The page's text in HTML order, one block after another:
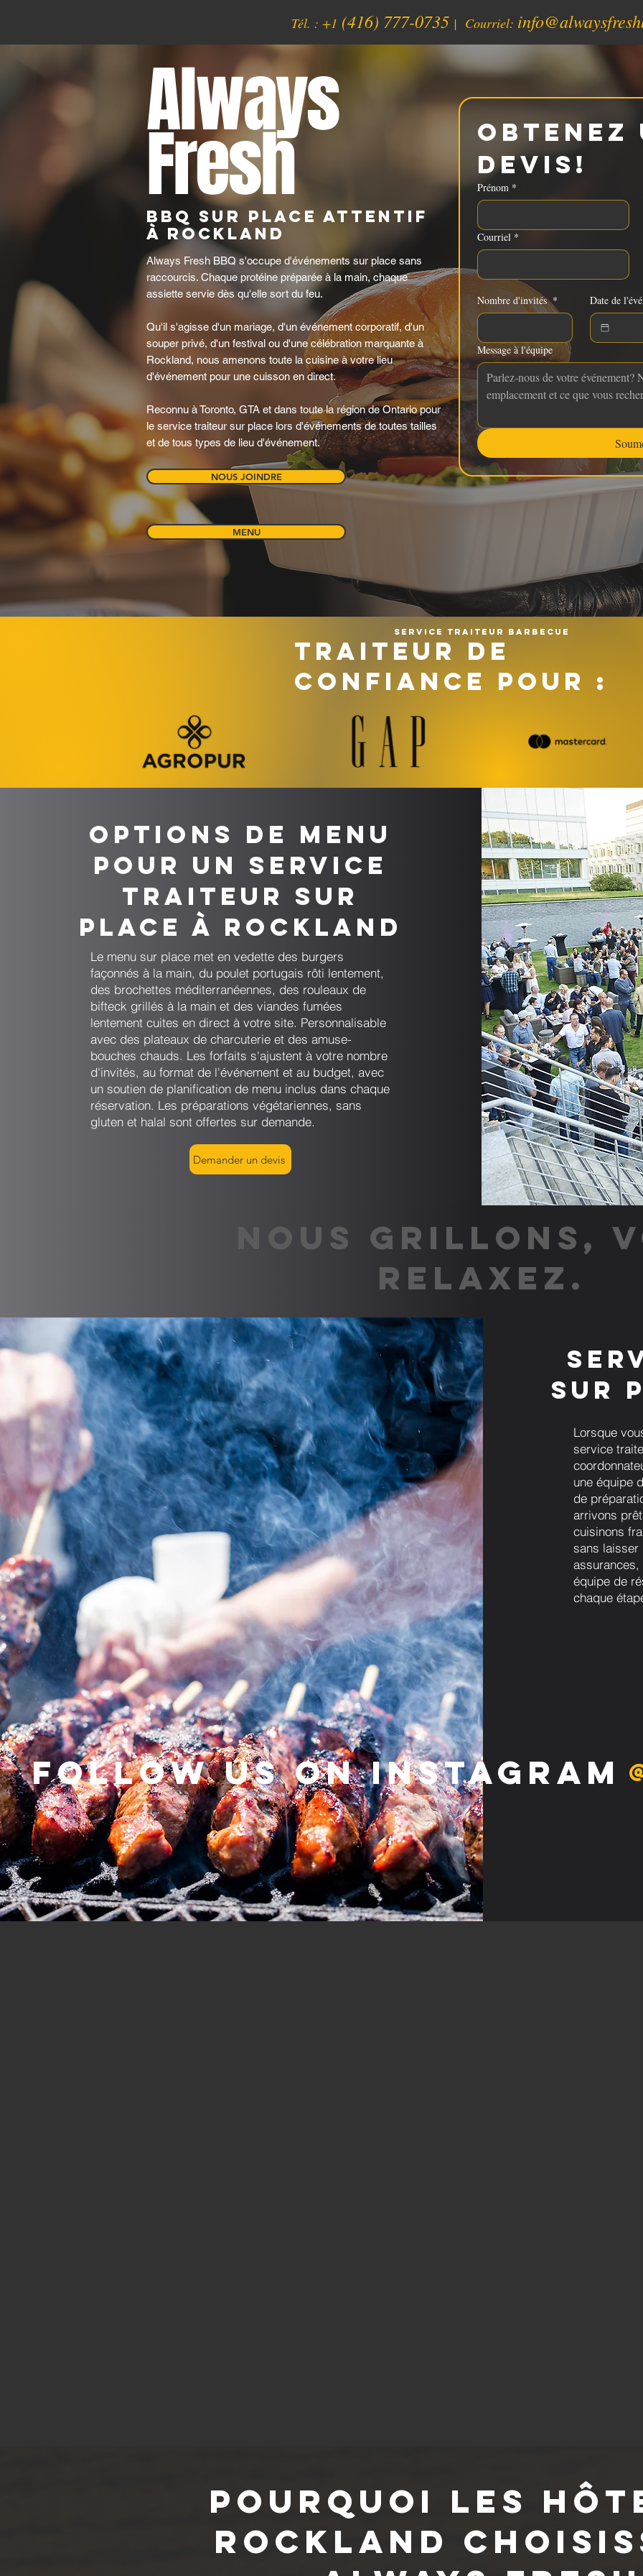
Tél. : +1 (416) 777-0735| Courriel:
Always
Fresh
BBQ sur place attentif
à Rockland
Always Fresh BBQ s'occupe d'événements sur place sans
raccourcis. Chaque protéine préparée à la main, chaque
assiette servie dès qu'elle sort du feu.
Qu'il s'agisse d'un mariage, d'un événement corporatif, d'un
souper privé, d'un festival ou d'une célébration marquante à
Rockland, nous amenons toute la cuisine à votre lieu
d'événement pour une cuisson en direct.
Reconnu à Toronto, GTA et dans toute la région de Ontario pour
le service traiteur sur place lors d'événements de toutes tailles
et de tous types de lieu d'événement.
NOUS JOINDRE
Obtenez
devis!
Prénom *
Courriel *
Nombre d'invités * Date de
Message à l'équipe
MENU
Service traiteur barbecue
TRAITEUR DE
CONFIANCE POUR :
Options de menu
pour un service
traiteur sur
place à Rockland
Le menu sur place met en vedette des burgers
façonnés à la main, du poulet portugais rôti lentement,
des brochettes méditerranéennes, des rouleaux de
bifteck grillés à la main et des viandes fumées
lentement cuites en direct à votre site. Personnalisable
avec des plateaux de charcuterie et des amuse-
bouches chauds. Les forfaits s'ajustent à votre nombre
d'invités, au format de l'événement et au budget, avec
un soutien de planification de menu inclus dans chaque
réservation. Les préparations végétariennes, sans
gluten et halal sont offertes sur demande.
Demander un devis
NOUS GRILLONS,
RELAXEZ.
sur
Lorsque
service
une équipe
de
arrivons
cuisinons
sans laisser
équipe de
chaque
Follow us on Instagram
Pourquoi les
Rockland